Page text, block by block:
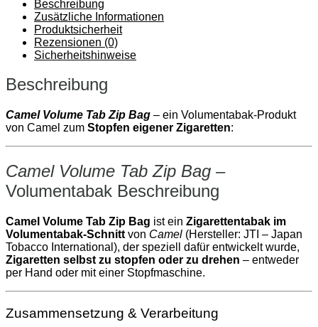
Beschreibung
Zusätzliche Informationen
Produktsicherheit
Rezensionen (0)
Sicherheitshinweise
Beschreibung
Camel Volume Tab Zip Bag – ein Volumentabak‑Produkt
von Camel zum Stopfen eigener Zigaretten:
Camel Volume Tab Zip Bag –
Volumentabak Beschreibung
Camel Volume Tab Zip Bag ist ein Zigarettentabak im
Volumentabak‑Schnitt von Camel (Hersteller: JTI – Japan
Tobacco International), der speziell dafür entwickelt wurde,
Zigaretten selbst zu stopfen oder zu drehen – entweder
per Hand oder mit einer Stopfmaschine.
Zusammensetzung & Verarbeitung